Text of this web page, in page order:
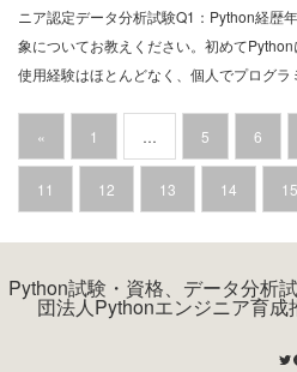
ニア認定データ分析試験Q1：Python経歴
象についてお教えください。初めて
使用経験はほとんどなく、個人でプログ
« 1 … 5 6
11 12 13 14 15
Python試験・資格、データ分析
団法人Pythonエンジニア育